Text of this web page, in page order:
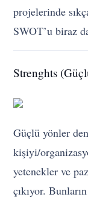
projelerinde
SWOT’u biraz
Strenghts
Güçlü yönler
kişiyi/
yetenekler ve
çıkıyor.